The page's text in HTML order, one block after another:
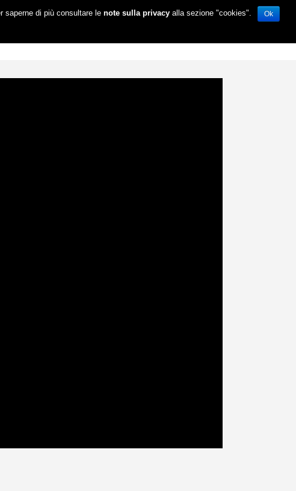
saperne di più consultare le note sulla privacyalla sezione "cookies".
Ok